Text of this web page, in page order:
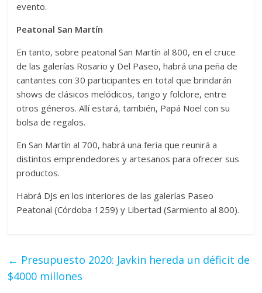
evento.
Peatonal San Martín
En tanto, sobre peatonal San Martín al 800, en el cruce
de las galerías Rosario y Del Paseo, habrá una peña de
cantantes con 30 participantes en total que brindarán
shows de clásicos melódicos, tango y folclore, entre
otros géneros. Allí estará, también, Papá Noel con su
bolsa de regalos.
En San Martín al 700, habrá una feria que reunirá a
distintos emprendedores y artesanos para ofrecer sus
productos.
Habrá DJs en los interiores de las galerías Paseo
Peatonal (Córdoba 1259) y Libertad (Sarmiento al 800).
← Presupuesto 2020: Javkin hereda un déficit de
$4000 millones